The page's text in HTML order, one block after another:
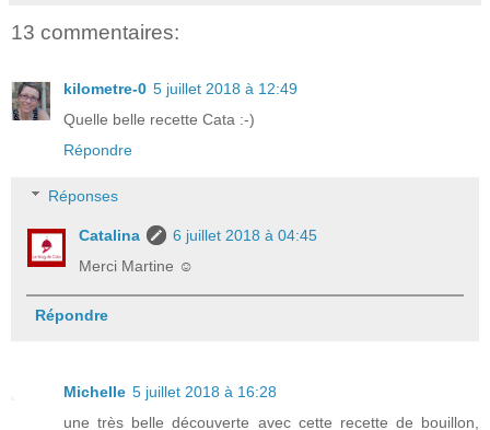
13 commentaires:
kilometre-0 5 juillet 2018 à 12:49
Quelle belle recette Cata :-)
Répondre
Réponses
Catalina
6 juillet 2018 à 04:45
Merci Martine ☺
Répondre
Michelle 5 juillet 2018 à 16:28
une très belle découverte avec cette recette de bouillon,